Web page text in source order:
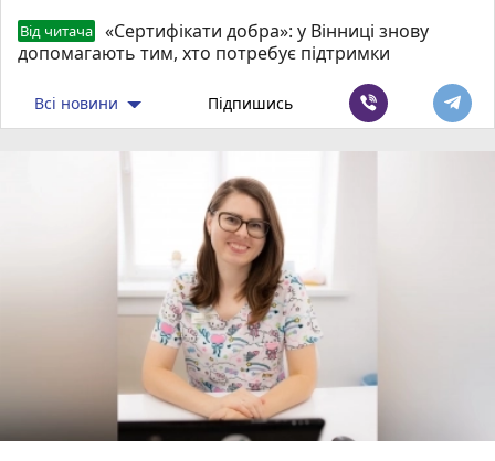
Від читача
«Сертифікати добра»: у Вінниці знову
допомагають тим, хто потребує підтримки
Всі новини Підпишись